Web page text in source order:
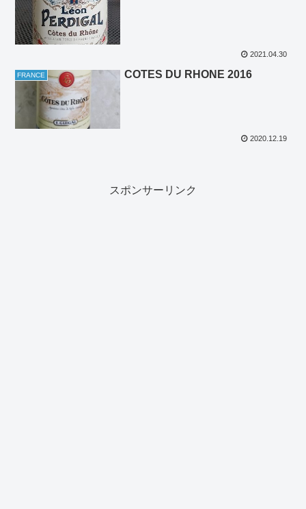
2021.04.30
FRANCE COTES DU RHONE 2016
2020.12.19
スポンサーリンク